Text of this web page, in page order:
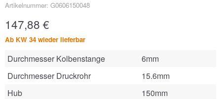
Artikelnummer: G0606150048
147,88 €
Ab KW 34 wieder lieferbar
Durchmesser Kolbenstange
6mm
Durchmesser Druckrohr
15.6mm
Hub
150mm